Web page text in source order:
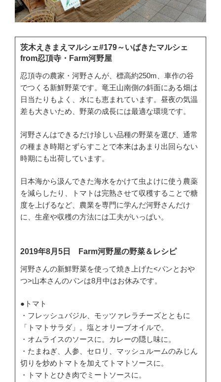
茨木えきまえマルシェ#179～いばきたマルシェ
from忍頂寺・Farm河野屋
忍頂寺の農家・河野さんが、標高約250m、車作の谷
でつくる新鮮野菜です。竜王山南側の斜面にある畑は
日当たりもよく、水にも恵まれています。昼夜の気温
差も大きいため、野菜の成長には最適な環境です。
河野さんはできるだけ珍しい品種の野菜を選び、通常
の種まき時期とずらすことで本来はあまり出回らない
時期にも出荷しています。
日本海から汲んできた海水をかけて虫よけに使う農薬
を減らしたり、トマトは完熟させて収穫することで糖
度を上げるなど、農業を専門に学んだ河野さんだけ
に、生産や収穫の方法には工夫がいっぱい。
2019年8月5日 Farm河野屋の野菜＆レシピ
河野さんの新鮮野菜を使って焼き上げた<パンとおや
つ>山本さんのパンは8月中はお休みです。
●トマト
・フレッシュバジル、モッツァレラチーズとともに
「トマトサラダ」。塩とオリーブオイルで。
・オムライスのソースに。カレーの隠し味に。
・たまねぎ、人参、セロリ、マッシュルームのみじん
切りを炒めトマトを加えてトマトソースに。
・トマトとひき肉でミートソースに。